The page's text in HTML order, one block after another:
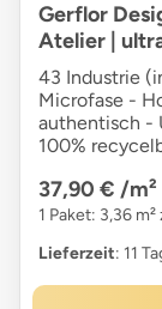
Gerflor
Atelier |
43 Industrie
Microfase -
authentisch -
100%
37,90 € /m²
1 Paket: 3,36
Lieferzeit: 11